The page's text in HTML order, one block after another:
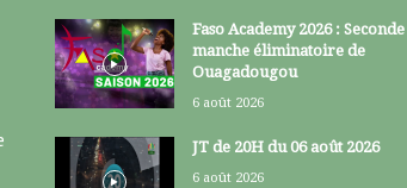
Faso Academy 2026 : Seconde
manche éliminatoire de
Ouagadougou
6 août 2026
JT de 20H du 06 août 2026
6 août 2026